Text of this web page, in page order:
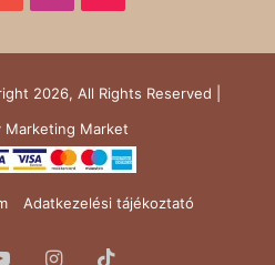
2026, All Rights Reserved |
Marketing Market
Adatkezelési tájékoztató
YouTubeInstagram